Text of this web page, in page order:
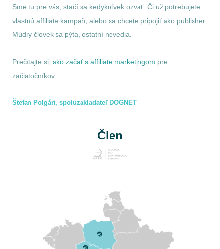
Sme tu pre vás, stačí sa kedykoľvek ozvať. Či už potrebujete
vlastnú affiliate kampaň, alebo sa chcete pripojiť ako publisher.
Múdry človek sa pýta, ostatní nevedia.
Prečítajte si, ako začať s affiliate marketingom pre
začiatočníkov.
Štefan Polgári, spoluzakladateľ DOGNET
Člen